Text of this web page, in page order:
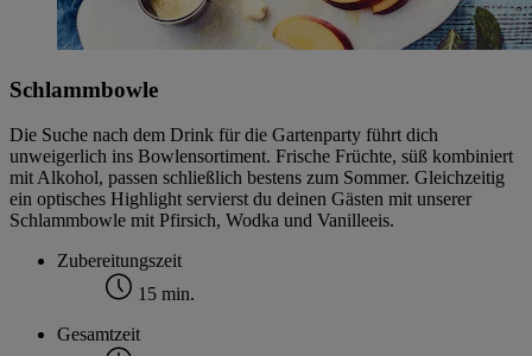
Schlammbowle
Die Suche nach dem Drink für die Gartenparty führt dich
unweigerlich ins Bowlensortiment. Frische Früchte, süß kombiniert
mit Alkohol, passen schließlich bestens zum Sommer. Gleichzeitig
ein optisches Highlight servierst du deinen Gästen mit unserer
Schlammbowle mit Pfirsich, Wodka und Vanilleeis.
Zubereitungszeit
15 min.
Gesamtzeit